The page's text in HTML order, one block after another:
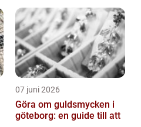
07 juni 2026
Göra om guldsmycken i
göteborg: en guide till att